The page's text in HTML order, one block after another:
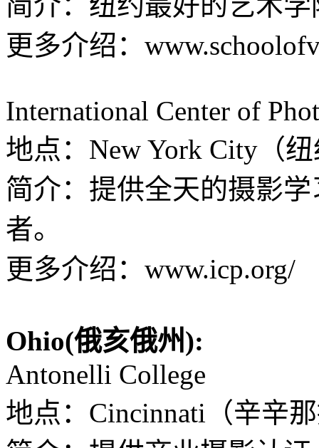
更多介绍：
International Center of
地点：New York City（
简介：提供全天的摄影
者。
更多介绍：www.icp.org/
Ohio(俄亥俄州):
Antonelli College
地点：Cincinnati（辛辛